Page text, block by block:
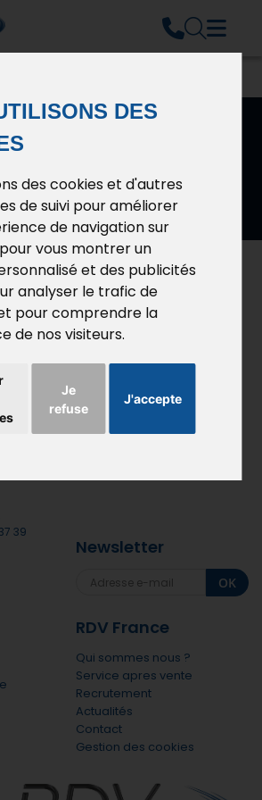
DES
des cookies et d'autres
de suivi pour améliorer
de navigation sur
vous montrer un
et des publicités
analyser le trafic de
pour comprendre la
de nos visiteurs.
J'accepte
Je
refuse
et Contacts
RDV Sud-Est
Téléphone : 04 78 26 17 33
RDV Nord-Ouest
ZA des rives de l’odon
39
Newsletter
OK
RDV France
Qui sommes nous ?
Service apres vente
Recrutement
Actualités
Contact
Gestion des cookies